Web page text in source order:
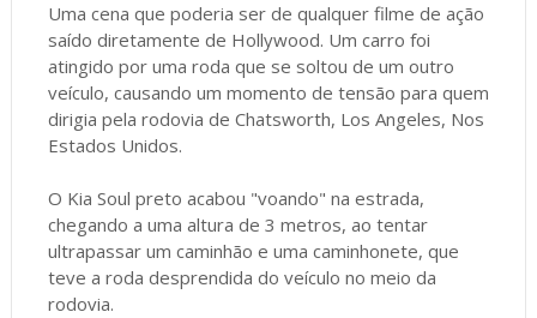
Uma cena que poderia ser de qualquer filme de ação
saído diretamente de Hollywood. Um carro foi
atingido por uma roda que se soltou de um outro
veículo, causando um momento de tensão para quem
dirigia pela rodovia de Chatsworth, Los Angeles, Nos
Estados Unidos.
O Kia Soul preto acabou "voando" na estrada,
chegando a uma altura de 3 metros, ao tentar
ultrapassar um caminhão e uma caminhonete, que
teve a roda desprendida do veículo no meio da
rodovia.